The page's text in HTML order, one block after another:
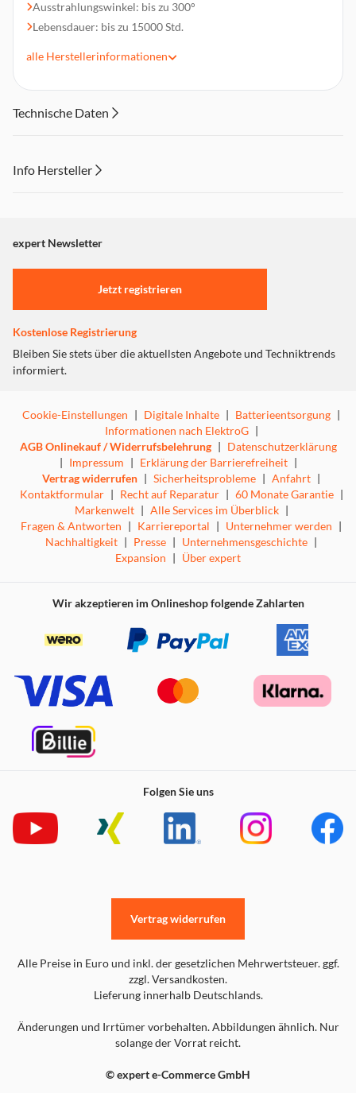
Ausstrahlungswinkel: bis zu 300°
Lebensdauer: bis zu 15000 Std.
alle Herstellerinformationen
Technische Daten
Info Hersteller
"Marketing".
Einstellungen anpassen
expert Newsletter
Jetzt registrieren
Kostenlose Registrierung
Bleiben Sie stets über die aktuellsten Angebote und Techniktrends
informiert.
Cookie-Einstellungen | Digitale Inhalte | Batterieentsorgung |
Informationen nach ElektroG |
AGB Onlinekauf / Widerrufsbelehrung | Datenschutzerklärung
| Impressum | Erklärung der Barrierefreiheit |
Vertrag widerrufen | Sicherheitsprobleme | Anfahrt |
Kontaktformular | Recht auf Reparatur | 60 Monate Garantie |
Markenwelt | Alle Services im Überblick |
Fragen & Antworten | Karriereportal | Unternehmer werden |
Nachhaltigkeit | Presse | Unternehmensgeschichte |
Expansion | Über expert
Wir akzeptieren im Onlineshop folgende Zahlarten
Folgen Sie uns
Alle Preise in Euro und inkl. der gesetzlichen Mehrwertsteuer. ggf.
zzgl. Versandkosten.
Lieferung innerhalb Deutschlands.
Änderungen und Irrtümer vorbehalten. Abbildungen ähnlich. Nur
solange der Vorrat reicht.
© expert e-Commerce GmbH
Vertrag widerrufen